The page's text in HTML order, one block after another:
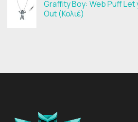
Graffity Boy: Web Puff Let
Out (Κολιέ)